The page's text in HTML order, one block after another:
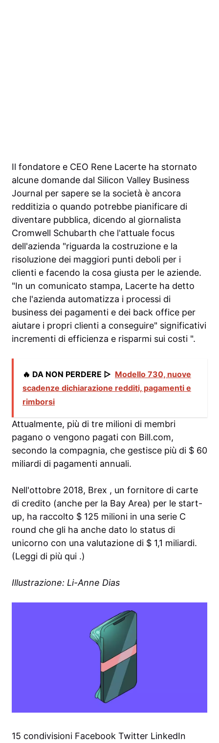
Il fondatore e CEO Rene Lacerte ha stornato
alcune domande dal Silicon Valley Business
Journal per sapere se la società è ancora
redditizia o quando potrebbe pianificare di
diventare pubblica, dicendo al giornalista
Cromwell Schubarth che l'attuale focus
dell'azienda "riguarda la costruzione e la
risoluzione dei maggiori punti deboli per i
clienti e facendo la cosa giusta per le aziende.
"In un comunicato stampa, Lacerte ha detto
che l'azienda automatizza i processi di
business dei pagamenti e dei back office per
aiutare i propri clienti a conseguire" significativi
incrementi di efficienza e risparmi sui costi ".
🔥 DA NON PERDERE ▷ Modello 730, nuove
scadenze dichiarazione redditi, pagamenti e
rimborsi
Attualmente, più di tre milioni di membri
pagano o vengono pagati con Bill.com,
secondo la compagnia, che gestisce più di $ 60
miliardi di pagamenti annuali.
Nell'ottobre 2018, Brex , un fornitore di carte
di credito (anche per la Bay Area) per le start-
up, ha raccolto $ 125 milioni in una serie C
round che gli ha anche dato lo status di
unicorno con una valutazione di $ 1,1 miliardi.
(Leggi di più qui .)
Illustrazione: Li-Anne Dias
15 condivisioni Facebook Twitter LinkedIn